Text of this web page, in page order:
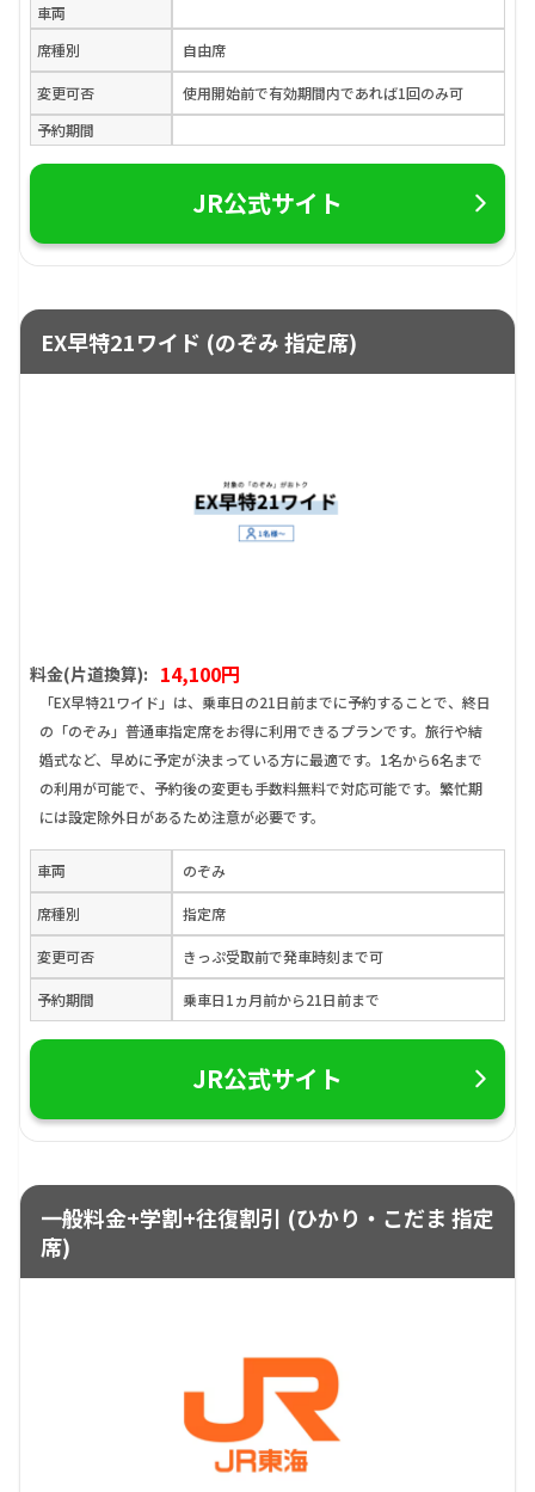
車両
席種別
自由席
変更可否
使用開始前で有効期間内であれば1回のみ可
予約期間
JR公式サイト
EX早特21ワイド (のぞみ 指定席)
料金(片道換算): 14,100円
「EX早特21ワイド」は、乗車日の21日前までに予約することで、終日
の「のぞみ」普通車指定席をお得に利用できるプランです。旅行や結
婚式など、早めに予定が決まっている方に最適です。1名から6名まで
の利用が可能で、予約後の変更も手数料無料で対応可能です。繁忙期
には設定除外日があるため注意が必要です。
車両 のぞみ
席種別 指定席
変更可否 きっぷ受取前で発車時刻まで可
予約期間 乗車日1ヵ月前から21日前まで
JR公式サイト
一般料金+学割+往復割引 (ひかり・こだま 指定
席)